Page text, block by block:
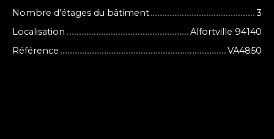
Nombre d'étages du bâtiment
3
Localisation
Alfortville 94140
Référence
VA4850